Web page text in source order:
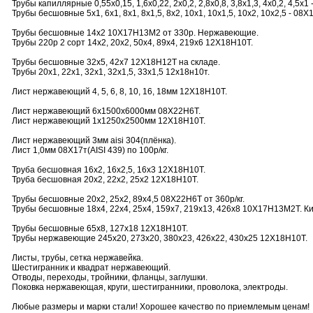
Трубы капиллярные 0,55х0,15, 1,6х0,22, 2х0,2, 2,8х0,8, 3,8х1,3, 4х0,2,
Трубы бесшовные 5х1, 6х1, 8х1, 8х1,5, 8х2, 10х1, 10х1,5, 10х2, 10х2,5 -
Трубы бесшовные 14х2 10Х17Н13М2 от 330р. Нержавеющие.
Трубы 220р 2 сорт 14х2, 20х2, 50х4, 89х4, 219х6 12Х18Н10Т.
Трубы бесшовные 32х5, 42х7 12Х18Н12Т на складе.
Трубы 20х1, 22х1, 32х1, 32х1,5, 33х1,5 12х18н10т.
Лист нержавеющий 4, 5, 6, 8, 10, 16, 18мм 12Х18Н10Т.
Лист нержавеющий 6х1500х6000мм 08Х22Н6Т.
Лист нержавеющий 1х1250х2500мм 12Х18Н10Т.
Лист нержавеющий 3мм aisi 304(плёнка).
Лист 1,0мм 08Х17т(AISI 439) по 100р/кг.
Труба бесшовная 16х2, 16х2,5, 16х3 12Х18Н10Т.
Труба бесшовная 20х2, 22х2, 25х2 12Х18Н10Т.
Трубы бесшовные 20х2, 25х2, 89х4,5 08Х22Н6Т от 360р/кг.
Трубы бесшовные 18х4, 22х4, 25х4, 159х7, 219х13, 426х8 10Х17Н13М2Т.
Трубы бесшовные 65х8, 127х18 12Х18Н10Т.
Трубы нержавеющие 245х20, 273х20, 380х23, 426х22, 430х25 12Х18Н10Т.
Листы, трубы, сетка нержавейка.
Шестигранник и квадрат нержавеющий.
Отводы, переходы, тройники, фланцы, заглушки.
Поковка нержавеющая, круги, шестигранники, проволока, электроды.
Любые размеры и марки стали! Хорошее качество по приемлемым ценам!